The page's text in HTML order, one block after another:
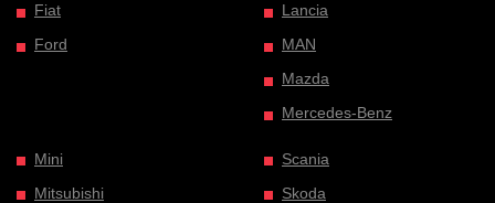
Fiat
Ford
Lancia
MAN
Mazda
Mercedes-Benz
Mini
Mitsubishi
Scania
Skoda